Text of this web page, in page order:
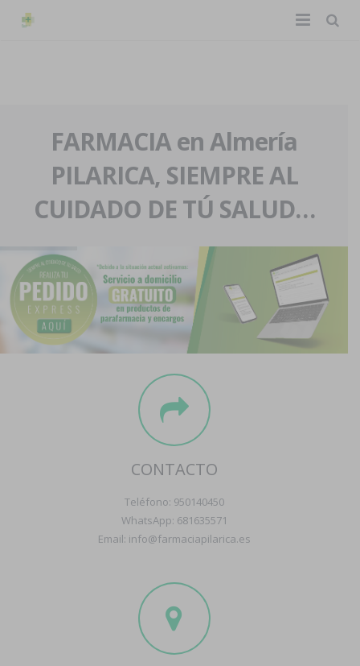
La farmacia
Nuestra historia
Nuestro equipo
Eventos
Servicios y reservas
Pedidos express
Blog
Contacto
Boletín
FARMACIA en Almería
PILARICA, SIEMPRE AL
CUIDADO DE TÚ SALUD…
CONTACTO
Teléfono: 950140450
WhatsApp: 681635571
Email: info@farmaciapilarica.es